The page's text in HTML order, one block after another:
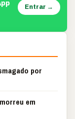
Entrar →
por
em